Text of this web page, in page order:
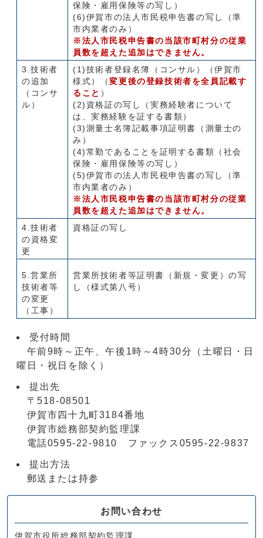
保険・雇用保険等の写し）
(6)伊賀市の法人市民税申告書の写し（準
市内業者のみ）
※法人市民税申告書の当該市町村分の従業
員数を超えた追加はできません。
3.技術者
の追加
（コンサ
ル）
(1)技術者登録名簿（コンサル）（伊賀市
様式）（変更後の登録技術者を全員記載す
ること ）
(2)資格証の写し（実務経験者について
は、実務経験を証する書類）
(3)測量士名簿記載事項証明書（測量士の
み）
(4)常勤であることを証明する書類（社会
保険・雇用保険等の写し）
(5)伊賀市の法人市民税申告書の写し（準
市内業者のみ）
※法人市民税申告書の当該市町村分の従業
員数を超えた追加はできません。
4.技術者
の資格変
更
資格証の写し
5.営業所
技術者等
の変更
（工事）
営業所技術者等証明書（新規・変更）の写
し（様式第八号）
受付時間
午前9時～正午、午後1時～4時30分（土曜日・日
曜日・祝日を除く）
提出先
〒518-08501
伊賀市四十九町3184番地
伊賀市総務部契約監理課
電話0595-22-9810 ファックス0595-22-9837
提出方法
郵送または持参
お問い合わせ
伊賀市役所総務部契約監理課